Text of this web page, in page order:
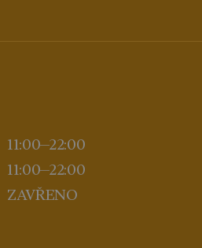
11:00—22:00
11:00—22:00
ZAVŘENO